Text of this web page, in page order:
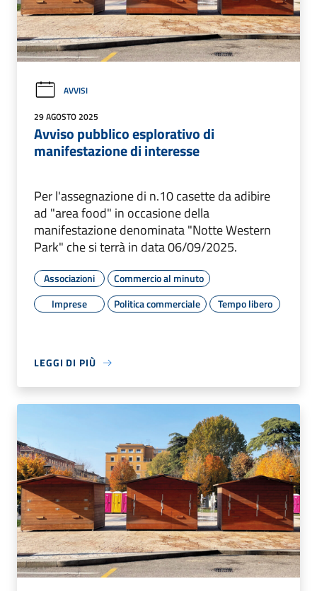
AVVISI
29 AGOSTO 2025
Avviso pubblico esplorativo di
manifestazione di interesse
Per l'assegnazione di n.10 casette da adibire
ad "area food" in occasione della
manifestazione denominata "Notte Western
Park" che si terrà in data 06/09/2025.
Associazioni
Commercio al minuto
Imprese
Politica commerciale Tempo libero
LEGGI DI PIÙ